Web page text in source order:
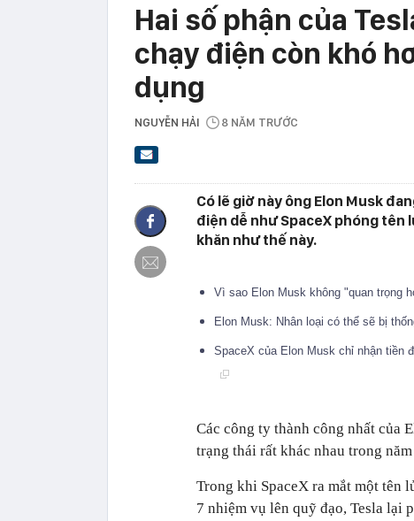
Hai số phận của
chạy điện còn khó
dụng
NGUYỄN HẢI 8 NĂM TRƯỚC
Có lẽ giờ này ông Elon Musk
điện dễ như SpaceX phóng tên
khăn như thế này.
Vì sao Elon Musk không "quan trọng
Elon Musk: Nhân loại có thể sẽ bị
SpaceX của Elon Musk chỉ nhận tiền
Các công ty thành công nhất của
trạng thái rất khác nhau trong
Trong khi SpaceX ra mắt một tên
7 nhiệm vụ lên quỹ đạo, Tesla lại